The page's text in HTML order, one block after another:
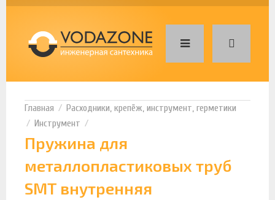
Расходники, крепёж, инструмент, герметики
Инструмент
Пружина для
металлопластиковых труб
SMT внутренняя